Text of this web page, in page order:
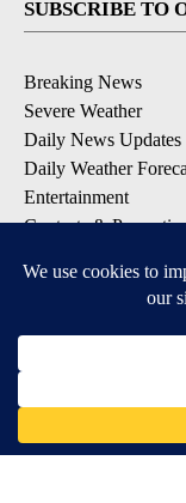
SUBSCRIBE TO
Breaking News
Severe Weather
Daily News Updates
Daily Weather
Entertainment
Contests &
DOWNLOAD